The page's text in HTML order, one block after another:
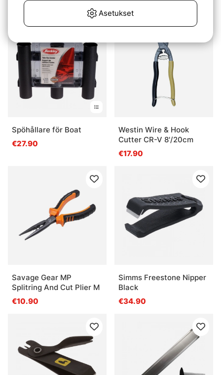
€22.90
Spöhållare för Boat
€27.90
Westin Wire & Hook
Cutter CR-V 8'/20cm
€17.90
Savage Gear MP
Splitring And Cut Plier M
€10.90
Simms Freestone Nipper
Black
€34.90
Asetukset